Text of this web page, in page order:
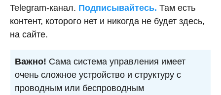
Telegram-канал. Подписывайтесь. Там есть
контент, которого нет и никогда не будет здесь,
на сайте.
Важно! Сама система управления имеет
очень сложное устройство и структуру с
проводным или беспроводным